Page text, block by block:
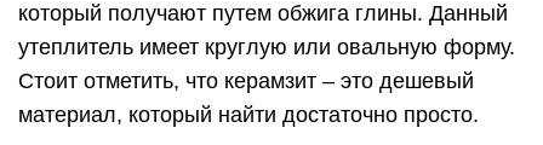
который получают путем обжига глины. Данный
утеплитель имеет круглую или овальную форму.
Стоит отметить, что керамзит – это дешевый
материал, который найти достаточно просто.